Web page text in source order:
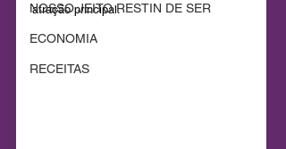
NOSSO JEITO RESTIN DE SER
ECONOMIA
RECEITAS
atração principal.